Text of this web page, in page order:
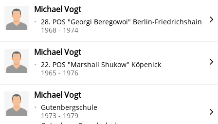
Michael Vogt
28. POS "Georgi Beregowoi" Berlin-Friedrichshain
1968 - 1974
Michael Vogt
22. POS "Marshall Shukow" Köpenick
1965 - 1976
Michael Vogt
Gutenbergschule
1973 - 1979